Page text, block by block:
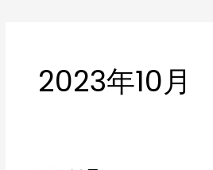
2023年10月